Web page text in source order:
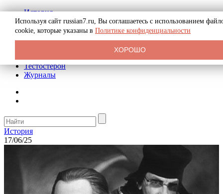
История
Биография
Криминал
Реклама на сайте
Тестостерон
Журналы
История
17/06/25
Используя сайт russian7.ru, Вы соглашаетесь с использованием
cookie, которые указаны в Политике конфиденциальности
ХОРОШО